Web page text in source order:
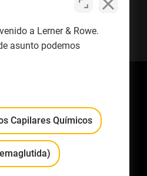
honorarios
A-List in 2020. La
en 2016, 2017,
a Lerner & Rowe.
asunto podemos
Capilares Químicos